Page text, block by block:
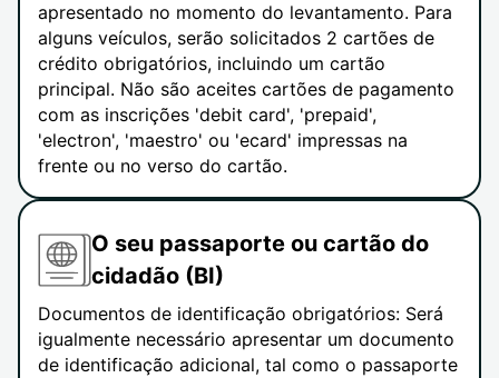
apresentado no momento do levantamento. Para
alguns veículos, serão solicitados 2 cartões de
crédito obrigatórios, incluindo um cartão
principal. Não são aceites cartões de pagamento
com as inscrições 'debit card', 'prepaid',
'electron', 'maestro' ou 'ecard' impressas na
frente ou no verso do cartão.
O seu passaporte ou cartão do
cidadão (BI)
Documentos de identificação obrigatórios: Será
igualmente necessário apresentar um documento
de identificação adicional, tal como o passaporte